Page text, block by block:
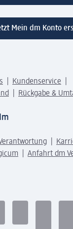
Mein dm Konto
Kundenservice
Rückgabe &
Anfahrt dm